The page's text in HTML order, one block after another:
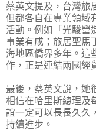
蔡英文提及，台灣旅
但都各自在專業領域
活動。例如「光駿營
事業有成；旅居聖馬
海地區僑界多年。這
作，正是連結兩國經
最後，蔡英文說，她
相信在哈里斯總理及
誼一定可以長長久久
持續進步。